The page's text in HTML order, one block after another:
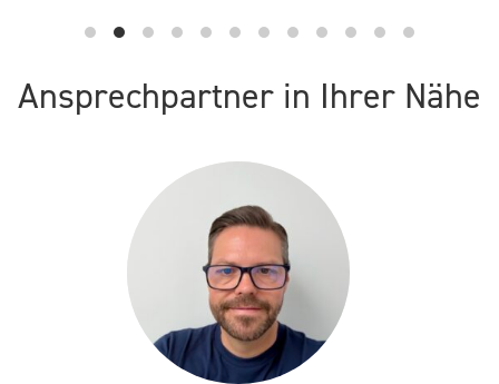
Ansprechpartner in Ihrer Nähe